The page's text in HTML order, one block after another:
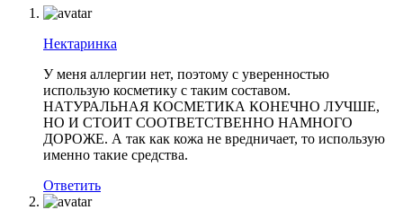
Нектаринка
У меня аллергии нет, поэтому с уверенностью
использую косметику с таким составом.
НАТУРАЛЬНАЯ КОСМЕТИКА КОНЕЧНО ЛУЧШЕ,
НО И СТОИТ СООТВЕТСТВЕННО НАМНОГО
ДОРОЖЕ. А так как кожа не вредничает, то использую
именно такие средства.
Ответить